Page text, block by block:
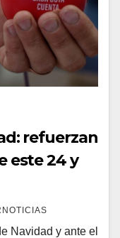
refuerzan
este 24 y
Navidad y ante el